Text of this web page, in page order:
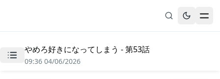
無料漫画
やめろ好きになってしまう - 第53話
09:36 04/06/2026